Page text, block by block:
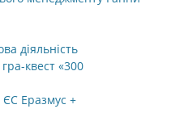
діяльність
квест «300
Еразмус +